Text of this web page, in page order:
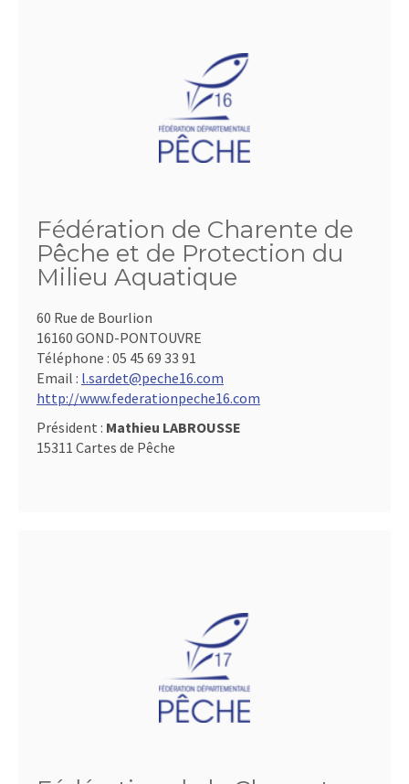
Fédération de Charente de
Pêche et de Protection du
Milieu Aquatique
60 Rue de Bourlion
16160 GOND-PONTOUVRE
Téléphone : 05 45 69 33 91
Email : l.sardet@peche16.com
http://www.federationpeche16.com
Président : Mathieu LABROUSSE
15311 Cartes de Pêche